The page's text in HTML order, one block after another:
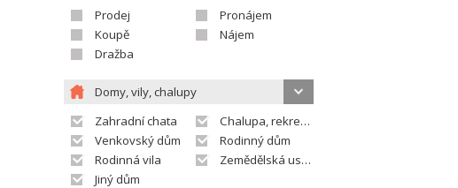
Prodej
Pronájem
Koupě
Nájem
Dražba
Domy, vily, chalupy
Zahradní chata
Chalupa, rekreační domek
Venkovský dům
Rodinný dům
Rodinná vila
Zemědělská usedlost
Jiný dům